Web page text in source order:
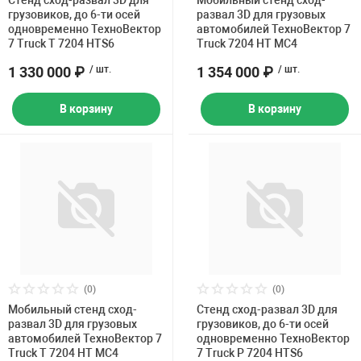
грузовиков, до 6-ти осей
одновременно ТехноВектор
7 Truck T 7204 HTS6
1 330 000 ₽ / шт.
В корзину
развал 3D для грузовых
автомобилей ТехноВектор 7
Truck 7204 HT MC4
1 354 000 ₽ / шт.
В корзину
(0)
Мобильный стенд сход-
развал 3D для грузовых
автомобилей ТехноВектор 7
Truck T 7204 HT MC4
(0)
Стенд сход-развал 3D для
грузовиков, до 6-ти осей
одновременно ТехноВектор
7 Truck P 7204 HTS6